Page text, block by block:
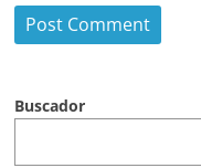
Buscador